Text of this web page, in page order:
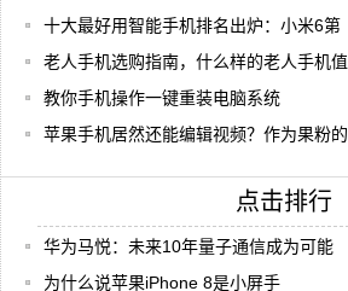
十大最好用智能手机排名出炉：小米6第
老人手机选购指南，什么样的老人手机值
教你手机操作一键重装电脑系统
苹果手机居然还能编辑视频？作为果粉的
点击排行
华为马悦：未来10年量子通信成为可能
为什么说苹果iPhone 8是小屏手